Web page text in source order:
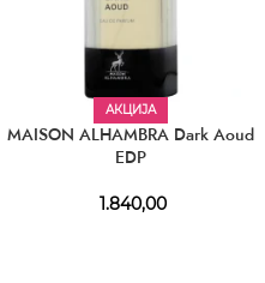
АКЦИЈА
MAISON ALHAMBRA Dark Aoud
EDP
1.840,00